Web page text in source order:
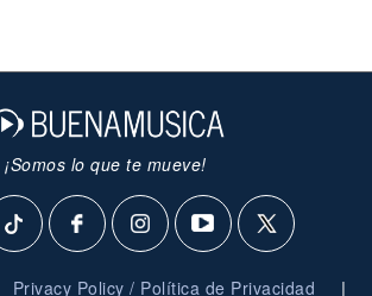
¡Somos lo que te mueve!
Privacy Policy / Política de Privacidad |